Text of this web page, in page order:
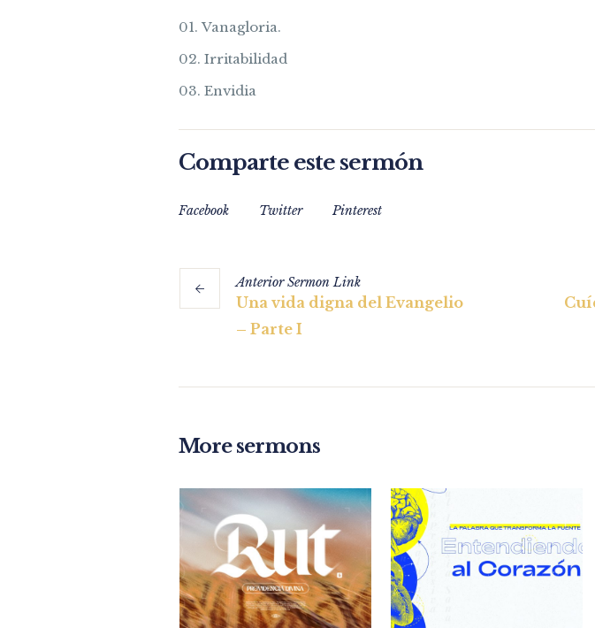
Vanagloria.
Irritabilidad
Envidia
Comparte este sermón
Facebook Twitter Pinterest
AnteriorSermonLink
Una vida digna del Evangelio
– Parte I
More sermons